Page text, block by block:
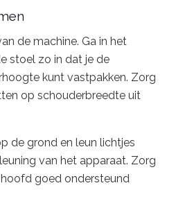
de machine. Ga in het
stoel zo in dat je de
kunt vastpakken. Zorg
op schouderbreedte uit
de grond en leun lichtjes
van het apparaat. Zorg
goed ondersteund